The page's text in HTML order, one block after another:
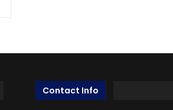
Contact Info